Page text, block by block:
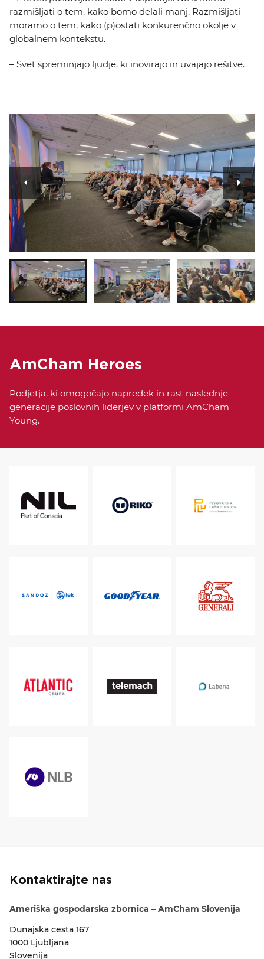
razmišljati o tem, kako bomo delali manj. Razmišljati
moramo o tem, kako (p)ostati konkurenčno okolje v
globalnem kontekstu.
– Svet spreminjajo ljudje, ki inovirajo in uvajajo rešitve.
AmCham Heroes
Podjetja, ki omogočajo napredek in rast naslednje
generacije poslovnih liderjev v platformi AmCham
Young.
Kontaktirajte nas
Ameriška gospodarska zbornica – AmCham Slovenija
Dunajska cesta 167
1000 Ljubljana
Slovenija